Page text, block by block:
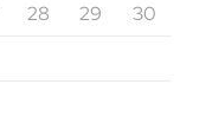
28 29
30